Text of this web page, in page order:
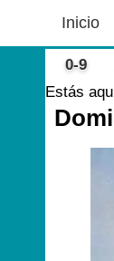
Inicio
0-9
Estás